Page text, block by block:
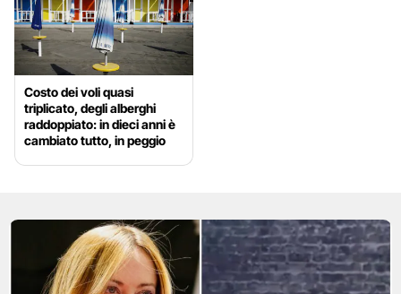
Costo dei voli quasi
triplicato, degli alberghi
raddoppiato: in dieci anni è
cambiato tutto, in peggio